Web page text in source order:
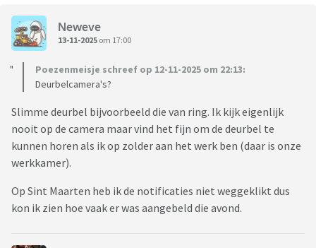
Neweve
13-11-2025 om 17:00
Poezenmeisje schreef op 12-11-2025 om 22:13:
Deurbelcamera's?
Slimme deurbel bijvoorbeeld die van ring. Ik kijk eigenlijk
nooit op de camera maar vind het fijn om de deurbel te
kunnen horen als ik op zolder aan het werk ben (daar is onze
werkkamer).
Op Sint Maarten heb ik de notificaties niet weggeklikt dus
kon ik zien hoe vaak er was aangebeld die avond.